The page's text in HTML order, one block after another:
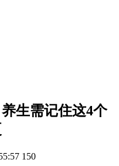
生需记住这4个
150